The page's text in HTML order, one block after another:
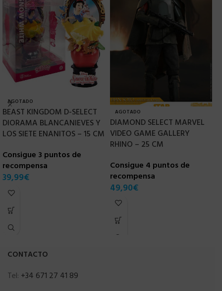
AGOTADO
BEAST KINGDOM D-SELECT
DIORAMA BLANCANIEVES Y
LOS SIETE ENANITOS – 15 CM
Consigue 3 puntos de
recompensa
39,99€
AGOTADO
DIAMOND SELECT MARVEL
VIDEO GAME GALLERY
RHINO – 25 CM
Consigue 4 puntos de
recompensa
49,90€
CONTACTO
Tel: +34 671 27 41 89